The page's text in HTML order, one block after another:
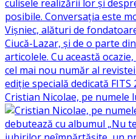
Cristian Nicolae, pe numele